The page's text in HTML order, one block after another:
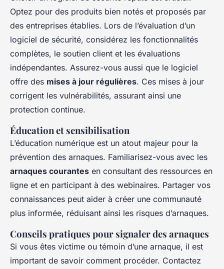
Optez pour des produits bien notés et proposés par
des entreprises établies. Lors de l’évaluation d’un
logiciel de sécurité, considérez les fonctionnalités
complètes, le soutien client et les évaluations
indépendantes. Assurez-vous aussi que le logiciel
offre des mises à jour régulières. Ces mises à jour
corrigent les vulnérabilités, assurant ainsi une
protection continue.
Éducation et sensibilisation
L’éducation numérique est un atout majeur pour la
prévention des arnaques. Familiarisez-vous avec les
arnaques courantes en consultant des ressources en
ligne et en participant à des webinaires. Partager vos
connaissances peut aider à créer une communauté
plus informée, réduisant ainsi les risques d’arnaques.
Conseils pratiques pour signaler des arnaques
Si vous êtes victime ou témoin d’une arnaque, il est
important de savoir comment procéder. Contactez